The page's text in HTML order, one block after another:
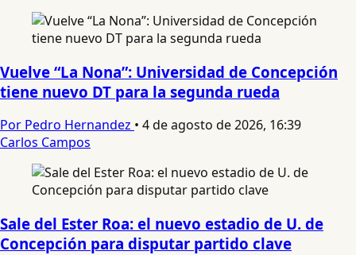
Vuelve “La Nona”: Universidad de Concepción
tiene nuevo DT para la segunda rueda
Por Pedro Hernandez • 4 de agosto de 2026, 16:39
Carlos Campos
Sale del Ester Roa: el nuevo estadio de U. de
Concepción para disputar partido clave